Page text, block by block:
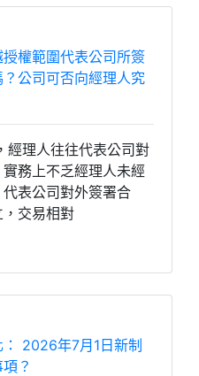
權範圍代表公司所簽
公司可否向經理人究
經理人往往代表公司對
務上不乏經理人未經
表公司對外簽署合
交易相對
2026年7月1日新制
？